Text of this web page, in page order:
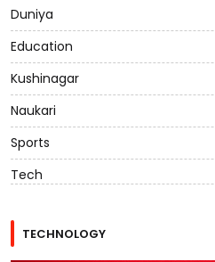
Duniya
Education
Kushinagar
Naukari
Sports
Tech
TECHNOLOGY